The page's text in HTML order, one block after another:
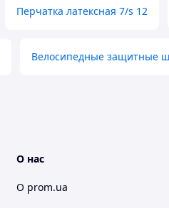
Перчатка латексная 7/s 12
Велосипедные защитные
О нас
О prom.ua